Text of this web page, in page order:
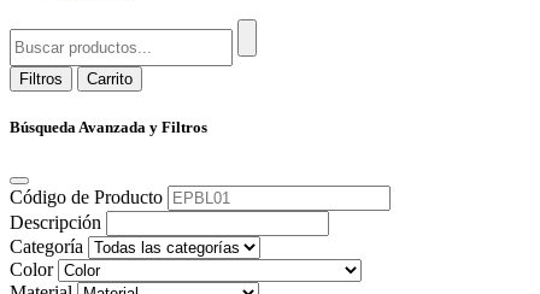
Filtros Carrito
Búsqueda Avanzada y Filtros
Código de Producto
Descripción
Categoría
Color